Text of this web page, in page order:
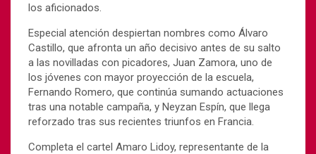
los aficionados.
Especial atención despiertan nombres como Álvaro
Castillo, que afronta un año decisivo antes de su salto
a las novilladas con picadores, Juan Zamora, uno de
los jóvenes con mayor proyección de la escuela,
Fernando Romero, que continúa sumando actuaciones
tras una notable campaña, y Neyzan Espín, que llega
reforzado tras sus recientes triunfos en Francia.
Completa el cartel Amaro Lidoy, representante de la